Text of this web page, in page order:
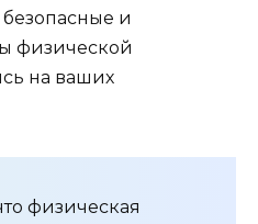
и
физической
на ваших
физическая